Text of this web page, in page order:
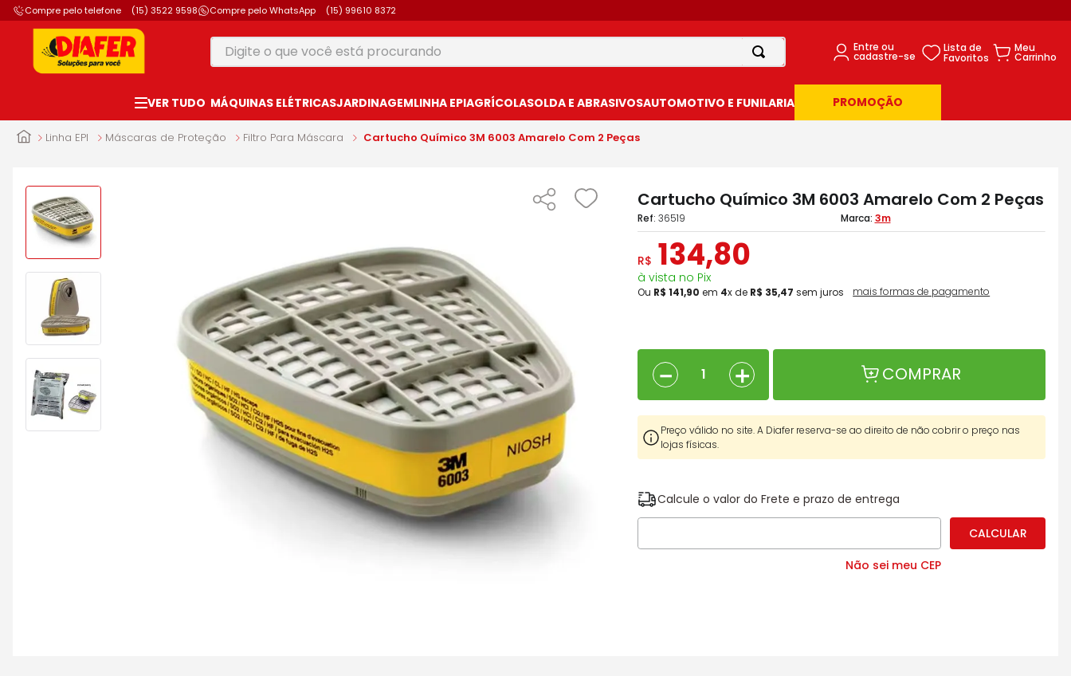
Compre pelo telefone (15) 3522 9598 Compre pelo WhatsApp (15) 99610 8372
Digite o que você está procurando
MÁQUINAS ELÉTRICASJARDINAGEMLINHA EPIAGRÍCOLASOLDA E ABRASIVOSAUTOMOTIVO E FUNILARIA PROMOÇÃO
Linha EPI Máscaras de Proteção Filtro Para Máscara Cartucho Químico 3M 6003 Amarelo Com 2 Peças
Cartucho Químico 3M 6003 Amarelo Com 2 Peças
: 36519 3m
R$ 134,80
à vista no Pix
Ou R$ 141,90 em 4x de R$ 35,47 sem juros mais formas de pagamento
＋
－ COMPRAR
Preço válido no site. A Diafer reserva-se ao direito de não cobrir o preço nas
lojas físicas.
Calcule o valor do Frete e prazo de entrega
Não sei meu CEP
1º
motosserra
2º
furadeira